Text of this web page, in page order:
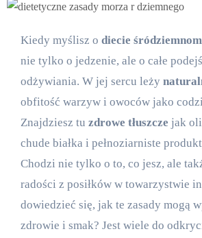
Kiedy myślisz o diecie
nie tylko o jedzenie, ale o całe
odżywiania. W jej sercu leży
obfitość warzyw i owoców jako
Znajdziesz tu zdrowe tłuszcze jak
chude białka i pełnoziarniste
Chodzi nie tylko o to, co jesz, ale
radości z posiłków w towarzystwie
dowiedzieć się, jak te zasady mogą
zdrowie i smak? Jest wiele do